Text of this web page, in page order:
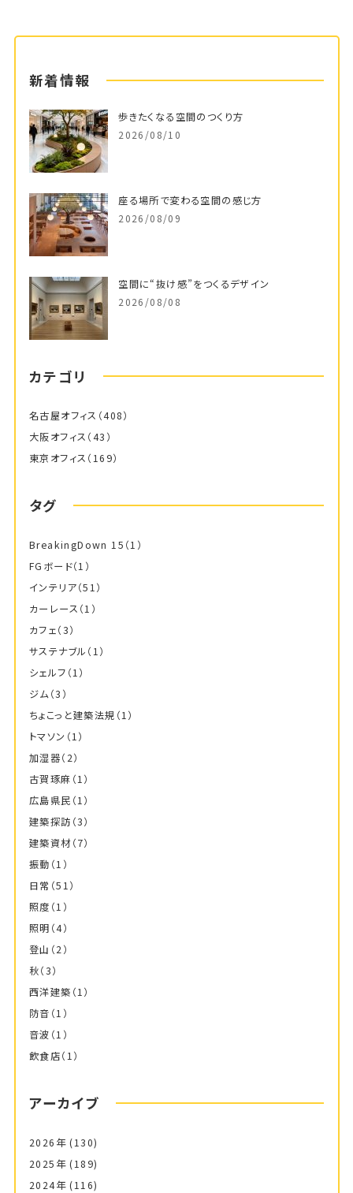
新着情報
歩きたくなる空間のつくり方
2026/08/10
座る場所で変わる空間の感じ方
2026/08/09
空間に“抜け感”をつくるデザイン
2026/08/08
カテゴリ
名古屋オフィス （408）
大阪オフィス （43）
東京オフィス （169）
タグ
BreakingDown 15 （1）
FGボード（1）
インテリア（51）
カーレース （1）
カフェ（3）
サステナブル （1）
シェルフ （1）
ジム（3）
ちょこっと建築法規 （1）
トマソン （1）
加湿器（2）
古賀琢麻 （1）
広島県民 （1）
建築探訪 （3）
建築資材（7）
振動 （1）
日常 （51）
照度 （1）
照明 （4）
登山 （2）
秋（3）
西洋建築 （1）
防音 （1）
音波 （1）
飲食店（1）
アーカイブ
2026年 (130)
2025年 (189)
2024年 (116)